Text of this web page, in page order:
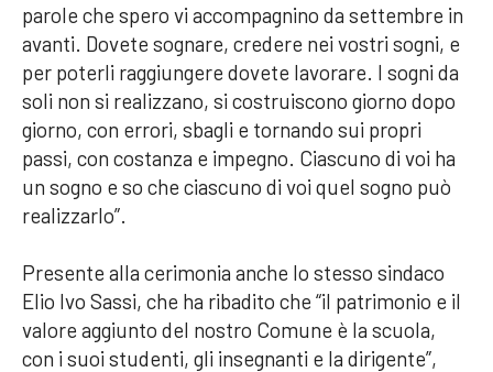
parole che spero vi accompagnino da settembre in
avanti. Dovete sognare, credere nei vostri sogni, e
per poterli raggiungere dovete lavorare. I sogni da
soli non si realizzano, si costruiscono giorno dopo
giorno, con errori, sbagli e tornando sui propri
passi, con costanza e impegno. Ciascuno di voi ha
un sogno e so che ciascuno di voi quel sogno può
realizzarlo”.
Presente alla cerimonia anche lo stesso sindaco
Elio Ivo Sassi, che ha ribadito che “il patrimonio e il
valore aggiunto del nostro Comune è la scuola,
con i suoi studenti, gli insegnanti e la dirigente”,